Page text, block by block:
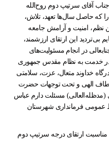
مناسبت ارتقای درجه سرتیپ دوم